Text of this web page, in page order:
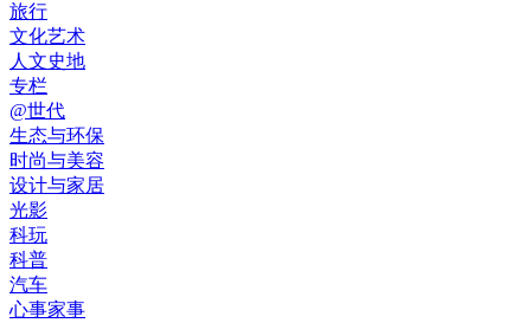
旅行
文化艺术
人文史地
专栏
@世代
生态与环保
时尚与美容
设计与家居
光影
科玩
科普
汽车
心事家事